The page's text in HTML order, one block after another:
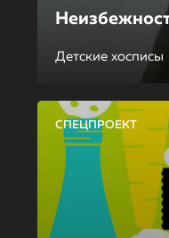
Детские хосписы
СПЕЦПРОЕКТ